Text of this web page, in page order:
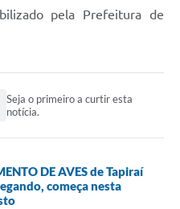
pela Prefeitura de
Seja o primeiro a curtir esta
notícia.
DE AVES de Tapiraí
começa nesta